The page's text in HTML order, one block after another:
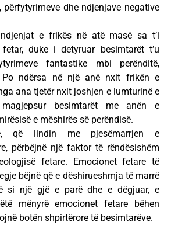
dhe ndjenjave negative
e frikës në atë masë sa t’i
duke i detyruar besimtarët t’u
fantastike mbi perënditë,
ndërsa në një anë nxit frikën e
ana tjetër nxit joshjen e lumturinë e
besimtarët me anën e
e mëshirës së perëndisë.
që lindin me pjesëmarrjen e
përbëjnë një faktor të rëndësishëm
fetare. Emocionet fetare të
bëjnë që e dëshirueshmja të marrë
si një gjë e parë dhe e dëgjuar, e
mënyrë emocionet fetare bëhen
botën shpirtërore të besimtarëve.